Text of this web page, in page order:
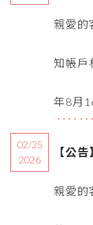
達 5
親愛的
知帳戶
年8月
02/25
2026
【公
輕鬆自
親愛的